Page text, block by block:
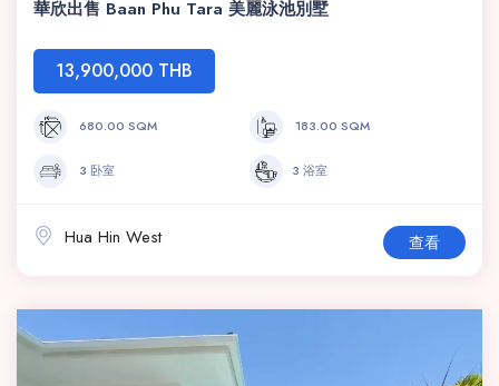
華欣出售 Baan Phu Tara 美麗泳池別墅
13,900,000 THB
680.00 SQM 183.00 SQM
3 卧室 3 浴室
Hua Hin West 查看